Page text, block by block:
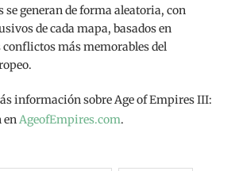
se generan de forma aleatoria, con
de cada mapa, basados en
conflictos más memorables del
información sobre Age of Empires III:
enAgeofEmpires.com.